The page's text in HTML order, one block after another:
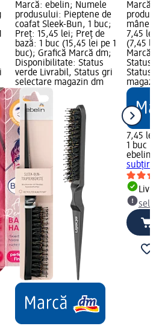
Marcă: ebelin; Numele
produsului: Pieptene de
coafat Sleek-Bun, 1 buc;
Preț: 15,45 lei; Preț de
bază: 1 buc (15,45 lei pe 1
buc); Grafică Marcă dm;
Disponibilitate: Status
verde Livrabil, Status gri
selectare magazin dm
Marcă:
mâner
7,45 lei;
(7,45 lei
Marcă
Status
Status
7,45 lei
1 buc
ebelin
subțire,